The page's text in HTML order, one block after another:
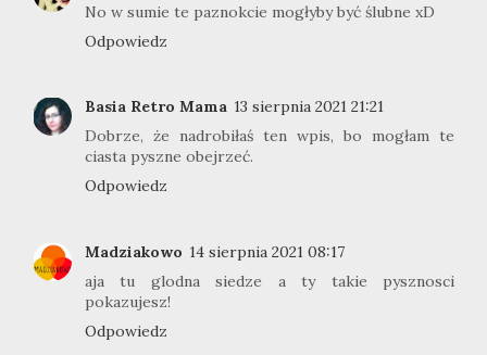
No w sumie te paznokcie mogłyby być ślubne xD
Odpowiedz
Basia Retro Mama 13 sierpnia 2021 21:21
Dobrze, że nadrobiłaś ten wpis, bo mogłam te
ciasta pyszne obejrzeć.
Odpowiedz
Madziakowo 14 sierpnia 2021 08:17
aja tu glodna siedze a ty takie pysznosci
pokazujesz!
Odpowiedz